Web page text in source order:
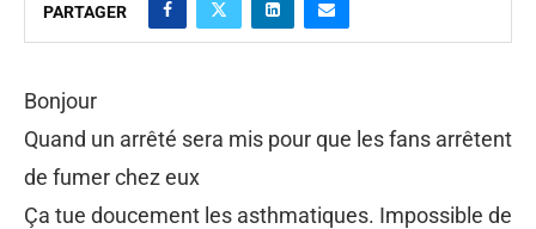
PARTAGER
Bonjour
Quand un arrêté sera mis pour que les fans arrêtent
de fumer chez eux
Ça tue doucement les asthmatiques. Impossible de